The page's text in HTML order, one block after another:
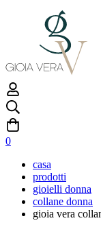
0
casa
prodotti
gioielli donna
collane donna
gioia vera